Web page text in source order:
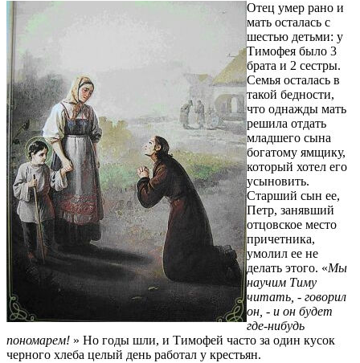
Отец умер рано и
мать осталась с
шестью детьми: у
Тимофея было 3
брата и 2 сестры.
Семья осталась в
такой бедности,
что однажды мать
решила отдать
младшего сына
богатому ямщику,
который хотел его
усыновить.
Старший сын ее,
Петр, занявший
отцовское место
причетника,
умолил ее не
делать этого. «Мы
научим Тиму
читать, - говорил
он, - и он будет
где-нибудь
пономарем! » Но годы шли, и Тимофей часто за один кусок
черного хлеба целый день работал у крестьян.